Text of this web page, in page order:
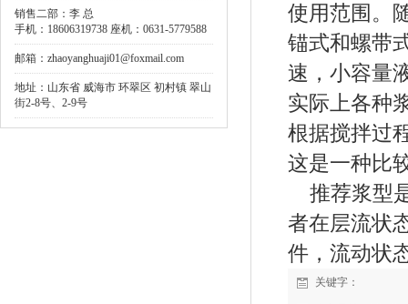
销售二部：李 总
手机：18606319738 座机：0631-5779588
邮箱：zhaoyanghuaji01@foxmail.com
地址：山东省 威海市 环翠区 初村镇 翠山
街2-8号、2-9号
使用范围。
锚式和螺带
速，小容量
实际上各种
根据搅拌过
这是一种比
推荐浆型
者在层流状
件，流动状
关键字：